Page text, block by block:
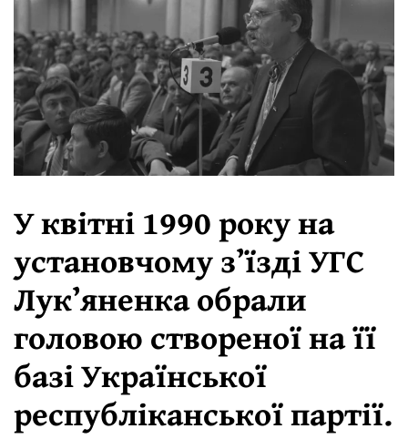
У квітні 1990 року на
установчому зʼїзді УГС
Лукʼяненка обрали
головою створеної на її
базі Української
республіканської партії.